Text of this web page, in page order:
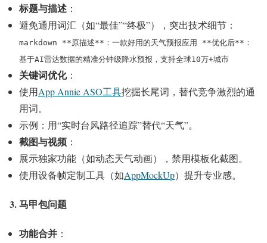
标题与描述 ：
避免通用词汇（如“最佳”“终极”），突出技术细节：
markdown **原描述**：一款好用的天气预报应用 **优化后**：
基于AI雷达数据的精准分钟级降水预报，支持全球10万+城市
关键词优化：
使用App Annie ASO工具挖掘长尾词，替代竞争激烈的通
用词。
示例：用“实时台风路径追踪”替代“天气”。
截图与视频 ：
展示独家功能（如动态天气动画），禁用模板化截图。
使用设备帧定制工具（如AppMockUp）提升专业感。
3. 马甲包问题
功能合并 ：